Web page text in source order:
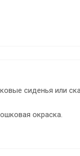
сиденья или
окраска.